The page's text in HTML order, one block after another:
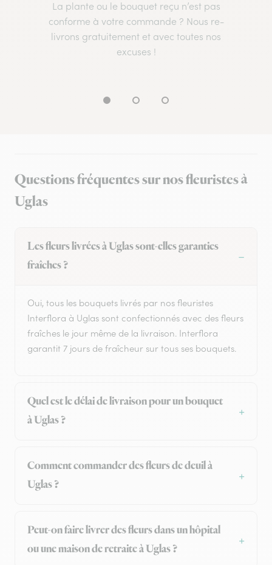
La plante ou le bouquet reçu n’est pas
conforme à votre commande ? Nous re-
livrons gratuitement et avec toutes nos
excuses !
Questions fréquentes sur nos fleuristes à
Uglas
Les fleurs livrées à Uglas sont-elles garanties
fraîches ?
Oui, tous les bouquets livrés par nos fleuristes
Interflora à Uglas sont confectionnés avec des fleurs
fraîches le jour même de la livraison. Interflora
garantit 7 jours de fraîcheur sur tous ses bouquets.
Quel est le délai de livraison pour un bouquet
à Uglas ?
Comment commander des fleurs de deuil à
Uglas ?
Peut-on faire livrer des fleurs dans un hôpital
ou une maison de retraite à Uglas ?